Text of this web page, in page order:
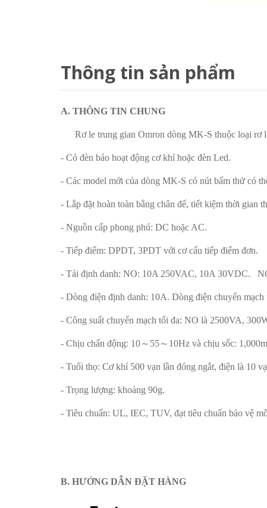
Thông tin sản phẩm
A. THÔNG TIN CHUNG
Rơ le trung gian Omron dòng MK-S thuộc loại rơ
- Có đèn báo hoạt động cơ khí hoặc đèn Led.
- Các model mới của dòng MK-S có nút bấm thử có
- Lắp đặt hoàn toàn bằng chân đế, tiết kiệm thời gian
- Nguồn cấp phong phú: DC hoặc AC.
- Tiếp điểm: DPDT, 3PDT với cơ cấu tiếp điểm đơn.
- Tải định danh: NO: 10A 250VAC, 10A 30VDC.
- Dòng điện định danh: 10A. Dòng điện chuyển
- Công suất chuyển mạch tối đa: NO là 2500VA,
- Chịu chấn động: 10～55～10Hz và chịu sốc:
- Tuổi thọ: Cơ khí 500 vạn lần đóng ngắt, điện là 10
- Trọng lượng: khoảng 90g.
- Tiêu chuẩn: UL, IEC, TUV, đạt tiêu chuẩn bảo vệ
B. HƯỚNG DẪN ĐẶT HÀNG